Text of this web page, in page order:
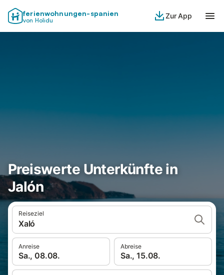
ferienwohnungen-spanien
von Holidu
Zur App
Preiswerte Unterkünfte in
Jalón
Reiseziel
Xaló
Anreise
Sa., 08.08.
Abreise
Sa., 15.08.